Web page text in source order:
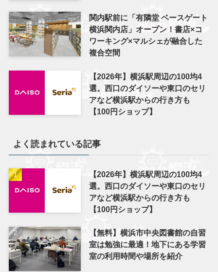
関内駅前に「有隣堂 ベースゲート
横浜関内店」オープン！書店×コ
ワーキング×マルシェが融合した
複合空間
【2026年】横浜駅周辺の100均4
選。西口のダイソーや東口のセリ
アなど横浜駅からの行き方も
【100円ショップ】
よく読まれている記事
【2026年】横浜駅周辺の100均4
選。西口のダイソーや東口のセリ
アなど横浜駅からの行き方も
【100円ショップ】
【無料】横浜市中央図書館の自習
室は勉強に最適！地下にある学習
室の利用時間や場所を紹介